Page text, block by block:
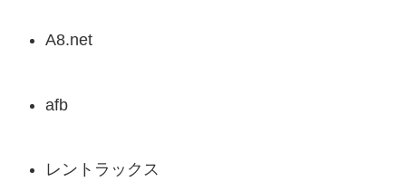
A8.net
afb
レントラックス